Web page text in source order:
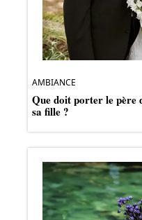
AMBIANCE
Que doit porter le père
sa fille ?